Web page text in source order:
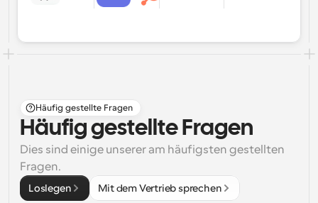
Häufig gestellte Fragen
Häufig gestellte Fragen
Dies sind einige unserer am häufigsten gestellten
Fragen.
Loslegen Mit dem Vertrieb sprechen